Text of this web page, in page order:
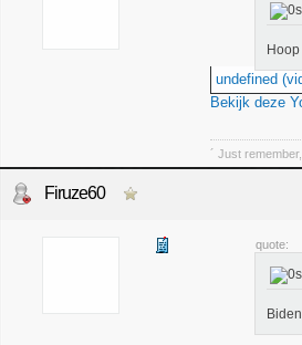
undefined
Bekijk deze
´ Just
Firuze60
quote: